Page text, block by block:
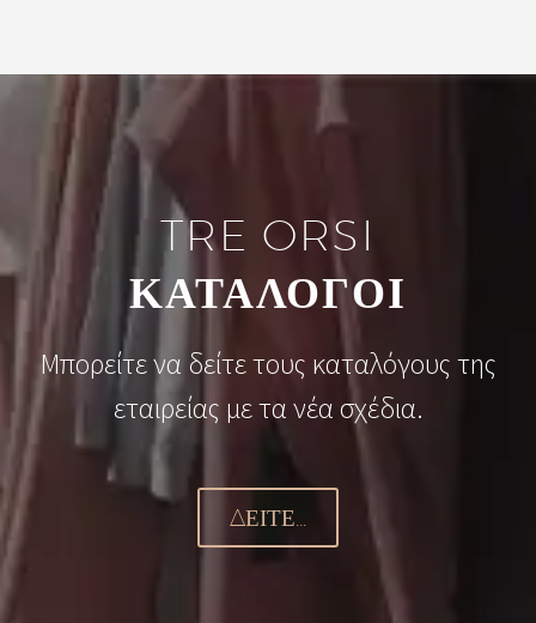
TRE ORSI
ΚΑΤΑΛΟΓΟΙ
Μπορείτε να δείτε τους καταλόγους της
εταιρείας με τα νέα σχέδια.
ΔΕΊΤΕ...